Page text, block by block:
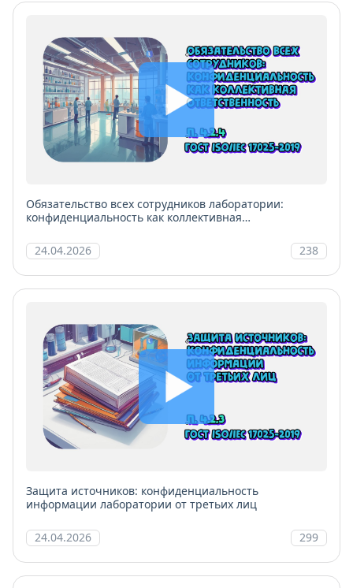
Обязательство всех сотрудников лаборатории:
конфиденциальность как коллективная
24.04.2026
238
Защита источников: конфиденциальность
информации лаборатории от третьих лиц
24.04.2026 299